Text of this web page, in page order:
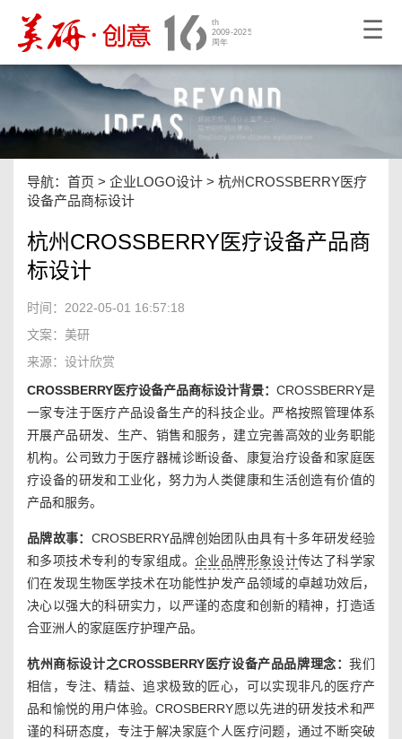
☰
导航： 首页 > 企业LOGO设计 > 杭州CROSSBERRY医疗
设备产品商标设计
杭州CROSSBERRY医疗设备产品商
标设计
时间：2022-05-01 16:57:18
文案：美研
来源：设计欣赏
CROSSBERRY医疗设备产品商标设计背景： CROSSBERRY是
一家专注于医疗产品设备生产的科技企业。严格按照管理体系
开展产品研发、生产、销售和服务，建立完善高效的业务职能
机构。公司致力于医疗器械诊断设备、康复治疗设备和家庭医
疗设备的研发和工业化，努力为人类健康和生活创造有价值的
产品和服务。
品牌故事： CROSBERRY品牌创始团队由具有十多年研发经验
和多项技术专利的专家组成。 企业品牌形象设计传达了科学家
们在发现生物医学技术在功能性护发产品领域的卓越功效后，
决心以强大的科研实力，以严谨的态度和创新的精神，打造适
合亚洲人的家庭医疗护理产品。
杭州商标设计之CROSSBERRY医疗设备产品品牌理念：我们
相信，专注、精益、追求极致的匠心，可以实现非凡的医疗产
品和愉悦的用户体验。CROSBERRY愿以先进的研发技术和严
谨的科研态度，专注于解决家庭个人医疗问题，通过不断突破